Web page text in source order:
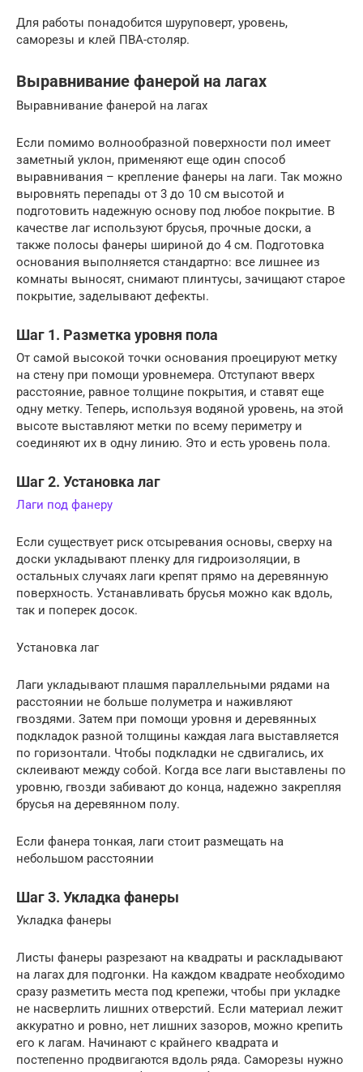
Для работы понадобится шуруповерт, уровень,
саморезы и клей ПВА-столяр.
Выравнивание фанерой на лагах
Выравнивание фанерой на лагах
Если помимо волнообразной поверхности пол имеет
заметный уклон, применяют еще один способ
выравнивания – крепление фанеры на лаги. Так можно
выровнять перепады от 3 до 10 см высотой и
подготовить надежную основу под любое покрытие. В
качестве лаг используют брусья, прочные доски, а
также полосы фанеры шириной до 4 см. Подготовка
основания выполняется стандартно: все лишнее из
комнаты выносят, снимают плинтусы, зачищают старое
покрытие, заделывают дефекты.
Шаг 1. Разметка уровня пола
От самой высокой точки основания проецируют метку
на стену при помощи уровнемера. Отступают вверх
расстояние, равное толщине покрытия, и ставят еще
одну метку. Теперь, используя водяной уровень, на этой
высоте выставляют метки по всему периметру и
соединяют их в одну линию. Это и есть уровень пола.
Шаг 2. Установка лаг
Лаги под фанеру
Если существует риск отсыревания основы, сверху на
доски укладывают пленку для гидроизоляции, в
остальных случаях лаги крепят прямо на деревянную
поверхность. Устанавливать брусья можно как вдоль,
так и поперек досок.
Установка лаг
Лаги укладывают плашмя параллельными рядами на
расстоянии не больше полуметра и наживляют
гвоздями. Затем при помощи уровня и деревянных
подкладок разной толщины каждая лага выставляется
по горизонтали. Чтобы подкладки не сдвигались, их
склеивают между собой. Когда все лаги выставлены по
уровню, гвозди забивают до конца, надежно закрепляя
брусья на деревянном полу.
Если фанера тонкая, лаги стоит размещать на
небольшом расстоянии
Шаг 3. Укладка фанеры
Укладка фанеры
Листы фанеры разрезают на квадраты и раскладывают
на лагах для подгонки. На каждом квадрате необходимо
сразу разметить места под крепежи, чтобы при укладке
не насверлить лишних отверстий. Если материал лежит
аккуратно и ровно, нет лишних зазоров, можно крепить
его к лагам. Начинают с крайнего квадрата и
постепенно продвигаются вдоль ряда. Саморезы нужно